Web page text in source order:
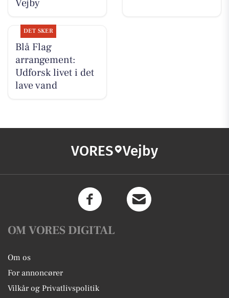
Vejby
DET SKER
Blå Flag
arrangement:
Udforsk livet i det
lave vand
VORES Vejby
OM VORES DIGITAL
Om os
For annoncører
Vilkår og Privatlivspolitik